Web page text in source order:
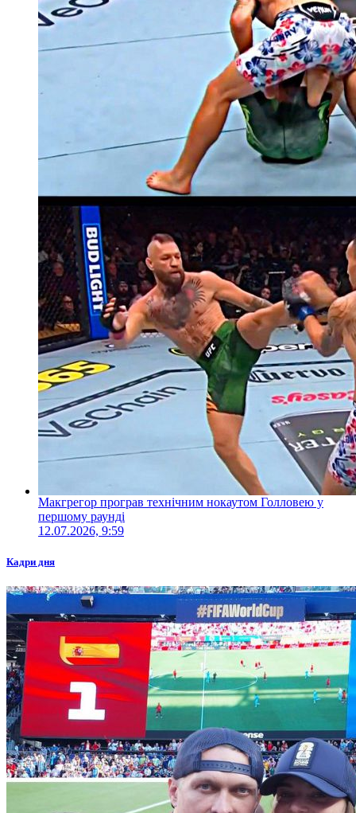
Макгрегор програв технічним нокаутом Голловею у
першому раунді
12.07.2026, 9:59
Кадри дня